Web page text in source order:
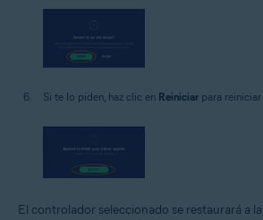
Si te lo piden, haz clic en Reiniciar para
El controlador seleccionado se restaurará a